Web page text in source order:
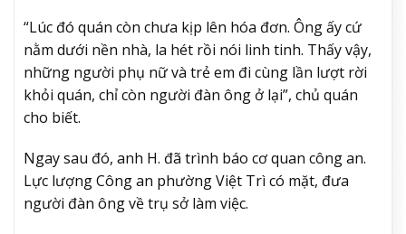
“Lúc đó quán còn chưa kịp lên hóa đơn. Ông ấy cứ
nằm dưới nền nhà, la hét rồi nói linh tinh. Thấy vậy,
những người phụ nữ và trẻ em đi cùng lần lượt rời
khỏi quán, chỉ còn người đàn ông ở lại”, chủ quán
cho biết.
Ngay sau đó, anh H. đã trình báo cơ quan công an.
Lực lượng Công an phường Việt Trì có mặt, đưa
người đàn ông về trụ sở làm việc.